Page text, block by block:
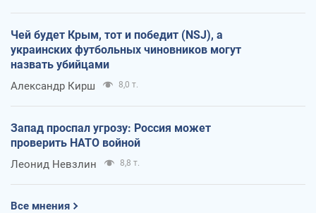
Чей будет Крым, тот и победит (NSJ), а
украинских футбольных чиновников могут
назвать убийцами
Александр Кирш 8,0 т.
Запад проспал угрозу: Россия может
проверить НАТО войной
Леонид Невзлин 8,8 т.
Все мнения